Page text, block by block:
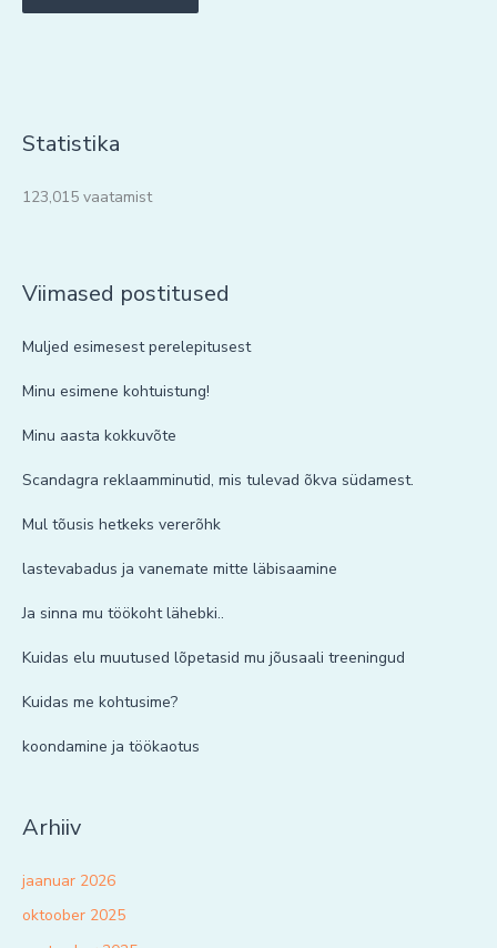
Statistika
123,015 vaatamist
Viimased postitused
Muljed esimesest perelepitusest
Minu esimene kohtuistung!
Minu aasta kokkuvõte
Scandagra reklaamminutid, mis tulevad õkva südamest.
Mul tõusis hetkeks vererõhk
lastevabadus ja vanemate mitte läbisaamine
Ja sinna mu töökoht lähebki..
Kuidas elu muutused lõpetasid mu jõusaali treeningud
Kuidas me kohtusime?
koondamine ja töökaotus
Arhiiv
jaanuar 2026
oktoober 2025